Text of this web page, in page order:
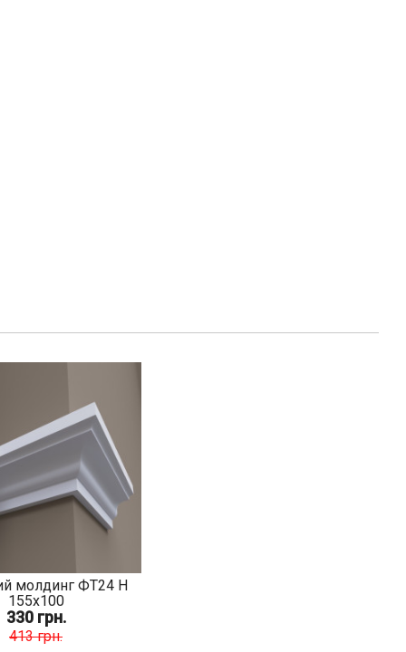
молдинг ФТ24 Н
155х100
330 грн.
413 грн.